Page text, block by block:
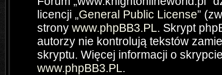
licencji „General Public License”
strony www.phpBB3.PL. Skrypt
autorzy nie kontrolują tekstów
skryptu. Więcej informacji o
www.phpBB3.PL.